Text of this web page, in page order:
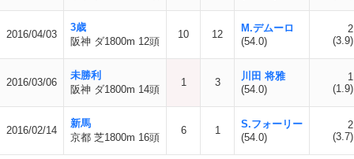
2016/04/03
3歳
阪神 ダ1800m 12頭
10 12
M.デムーロ
(54.0)
2
(3.9)
2016/03/06
未勝利
阪神 ダ1800m 14頭
1 3
川田 将雅
(54.0)
1
(1.9)
2016/02/14
新馬
京都 芝1800m 16頭
6 1
S.フォーリー
(54.0)
2
(3.7)